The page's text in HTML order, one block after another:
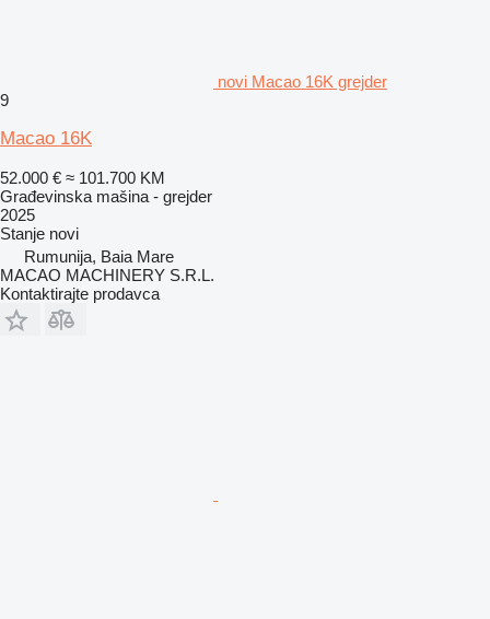
novi Macao 16K grejder
9
Macao 16K
52.000 € ≈ 101.700 KM
Građevinska mašina - grejder
2025
Stanje novi
Rumunija, Baia Mare
MACAO MACHINERY S.R.L.
Kontaktirajte prodavca